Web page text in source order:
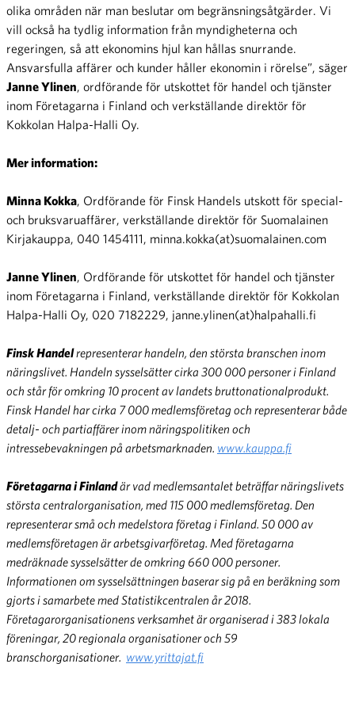
olika områden när man beslutar om begränsningsåtgärder. Vi
vill också ha tydlig information från myndigheterna och
regeringen, så att ekonomins hjul kan hållas snurrande.
Ansvarsfulla affärer och kunder håller ekonomin i rörelse”, säger
Janne Ylinen, ordförande för utskottet för handel och tjänster
inom Företagarna i Finland och verkställande direktör för
Kokkolan Halpa-Halli Oy.
Mer information:
Minna Kokka, Ordförande för Finsk Handels utskott för special-
och bruksvaruaffärer, verkställande direktör för Suomalainen
Kirjakauppa, 040 1454111, minna.kokka(at)suomalainen.com
Janne Ylinen, Ordförande för utskottet för handel och tjänster
inom Företagarna i Finland, verkställande direktör för Kokkolan
Halpa-Halli Oy, 020 7182229, janne.ylinen(at)halpahalli.fi
Finsk Handelrepresenterar handeln, den största branschen inom
näringslivet. Handeln sysselsätter cirka 300 000 personer i Finland
och står för omkring 10 procent av landets bruttonationalprodukt.
Finsk Handel har cirka 7 000 medlemsföretag och representerar både
detalj- och partiaffärer inom näringspolitiken och
intressebevakningen på arbetsmarknaden. www.kauppa.fi
Företagarna i Finlandär vad medlemsantalet beträffar näringslivets
största centralorganisation, med 115 000 medlemsföretag. Den
representerar små och medelstora företag i Finland. 50 000 av
medlemsföretagen är arbetsgivarföretag. Med företagarna
medräknade sysselsätter de omkring 660 000 personer.
Informationen om sysselsättningen baserar sig på en beräkning som
gjorts i samarbete med Statistikcentralen år 2018.
Företagarorganisationens verksamhet är organiserad i 383 lokala
föreningar, 20 regionala organisationer och 59
branschorganisationer. www.yrittajat.fi